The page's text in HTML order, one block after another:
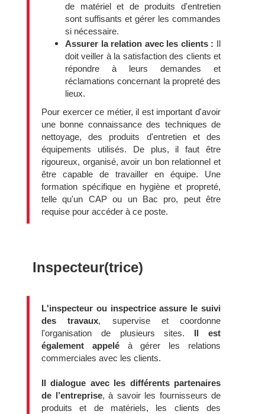
de matériel et de produits d'entretien
sont suffisants et gérer les commandes
si nécessaire.
Assurer la relation avec les clients : Il
doit veiller à la satisfaction des clients et
répondre à leurs demandes et
réclamations concernant la propreté des
lieux.
Pour exercer ce métier, il est important d'avoir
une bonne connaissance des techniques de
nettoyage, des produits d'entretien et des
équipements utilisés. De plus, il faut être
rigoureux, organisé, avoir un bon relationnel et
être capable de travailler en équipe. Une
formation spécifique en hygiène et propreté,
telle qu'un CAP ou un Bac pro, peut être
requise pour accéder à ce poste.
Inspecteur(trice)
L'inspecteur ou inspectrice assure le suivi
des travaux, supervise et coordonne
l'organisation de plusieurs sites. Il est
également appelé à gérer les relations
commerciales avec les clients.
Il dialogue avec les différents partenaires
de l’entreprise, à savoir les fournisseurs de
produits et de matériels, les clients des